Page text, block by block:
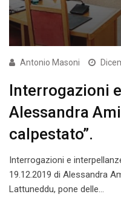
Antonio Masoni
Interrogazioni
Alessandra
calpestato”.
Interrogazioni e
19.12.2019 di Alessandra
Lattuneddu, pone delle…